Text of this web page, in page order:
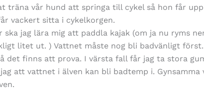
träna vår hund att springa till cykel så hon får
vackert sitta i cykelkorgen.
ska jag lära mig att paddla kajak (om ja nu ryms
litet ut. ) Vattnet måste nog bli badvänligt
det finns att prova. I värsta fall får jag ta stora
att vattnet i älven kan bli badtemp i. Gynsamma